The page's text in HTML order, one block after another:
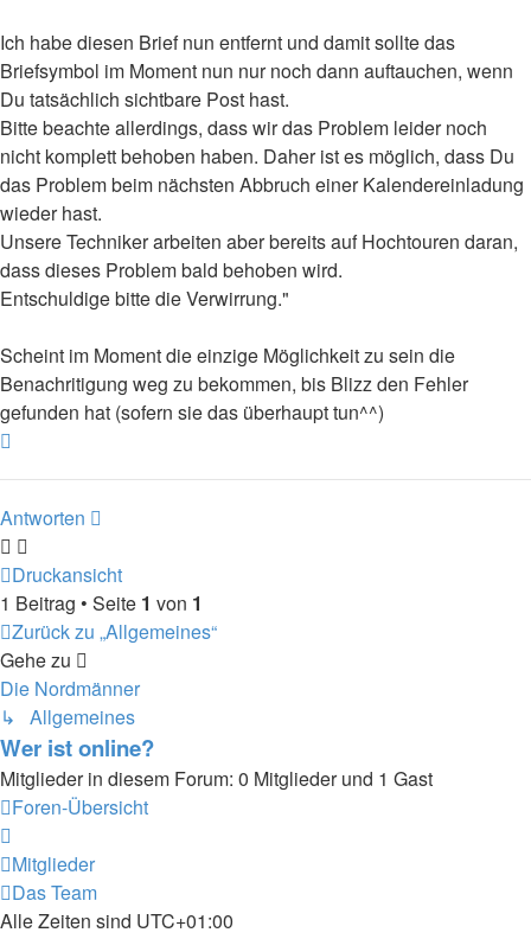
Ich habe diesen Brief nun entfernt und damit sollte das
Briefsymbol im Moment nun nur noch dann auftauchen, wenn
Du tatsächlich sichtbare Post hast.
Bitte beachte allerdings, dass wir das Problem leider noch
nicht komplett behoben haben. Daher ist es möglich, dass Du
das Problem beim nächsten Abbruch einer Kalendereinladung
wieder hast.
Unsere Techniker arbeiten aber bereits auf Hochtouren daran,
dass dieses Problem bald behoben wird.
Entschuldige bitte die Verwirrung."
Scheint im Moment die einzige Möglichkeit zu sein die
Benachritigung weg zu bekommen, bis Blizz den Fehler
gefunden hat (sofern sie das überhaupt tun^^)
Antworten
Druckansicht
1 Beitrag • Seite 1 von 1
Zurück zu „Allgemeines“
Gehe zu
Die Nordmänner
↳ Allgemeines
Wer ist online?
Mitglieder in diesem Forum: 0 Mitglieder und 1 Gast
Foren-Übersicht
Mitglieder
Das Team
Alle Zeiten sind UTC+01:00